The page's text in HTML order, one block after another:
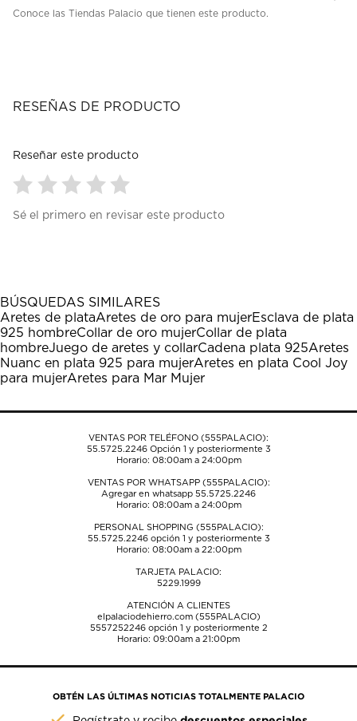
Conoce las Tiendas Palacio que tienen este producto.
RESEÑAS DE PRODUCTO
Reseñar este producto
para
1
estrella
Esta
acción
abrirá
el
formulario
envío.
para
estrellas.
Esta
acción
abrirá
el
formulario
envío.
para
estrellas.
Esta
acción
abrirá
el
formulario
envío.
para
estrellas.
Esta
acción
abrirá
el
formulario
envío.
para
estrellas.
Esta
acción
abrirá
el
formulario
envío.
Sé el primero en revisar este producto
BÚSQUEDAS SIMILARES
Aretes de plataAretes de oro para mujerEsclava de plata
925 hombreCollar de oro mujerCollar de plata
hombreJuego de aretes y collarCadena plata 925Aretes
Nuanc en plata 925 para mujerAretes en plata Cool Joy
para mujerAretes para Mar Mujer
VENTAS POR TELÉFONO (555PALACIO):
55.5725.2246Opción 1 y posteriormente 3
Horario: 08:00am a 24:00pm
VENTAS POR WHATSAPP (555PALACIO):
Agregar en whatsapp 55.5725.2246
Horario: 08:00am a 24:00pm
PERSONAL SHOPPING (555PALACIO):
55.5725.2246opción 1 y posteriormente 3
Horario: 08:00am a 22:00pm
TARJETA PALACIO:
5229.1999
ATENCIÓN A CLIENTES
elpalaciodehierro.com (555PALACIO)
5557252246opción 1 y posteriormente 2
Horario: 09:00am a 21:00pm
OBTÉN LAS ÚLTIMAS NOTICIAS TOTALMENTE PALACIO